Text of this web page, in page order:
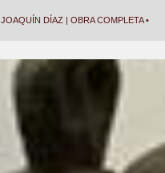
JOAQUÍN DÍAZ | OBRA COMPLETA •